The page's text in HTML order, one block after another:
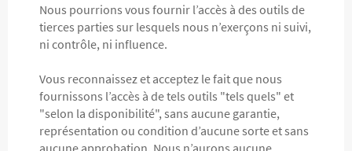
Nous pourrions vous fournir l’accès à des outils de
tierces parties sur lesquels nous n’exerçons ni suivi,
ni contrôle, ni influence.
Vous reconnaissez et acceptez le fait que nous
fournissons l’accès à de tels outils "tels quels" et
"selon la disponibilité", sans aucune garantie,
représentation ou condition d’aucune sorte et sans
aucune approbation. Nous n’aurons aucune